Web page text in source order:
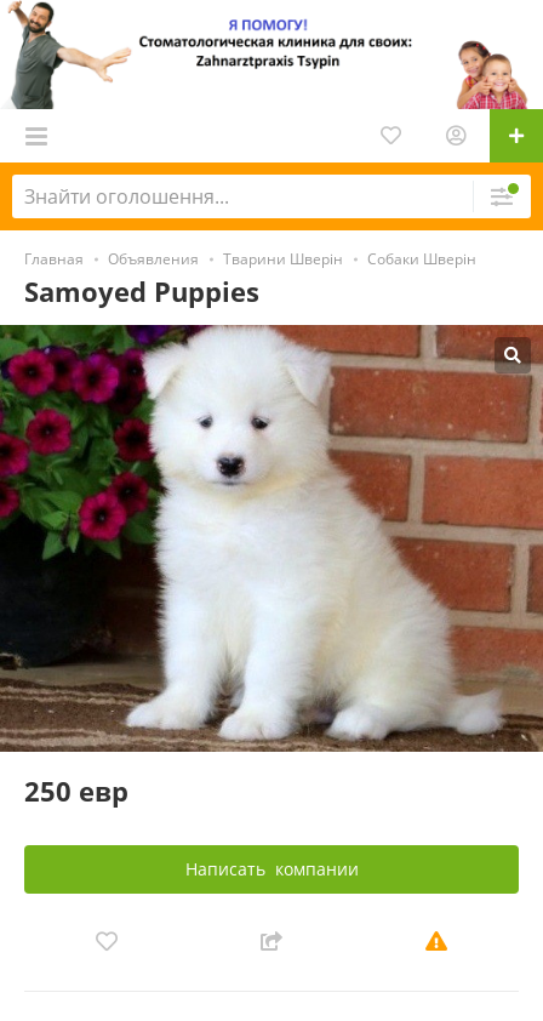
Главная Объявления Тварини Шверін Собаки Шверін
Samoyed Puppies
250 евр
Написать компании